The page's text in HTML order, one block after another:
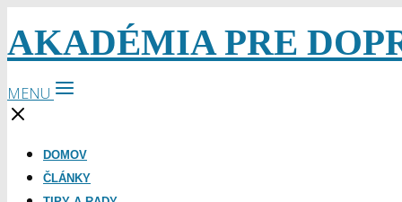
AKADÉMIA PRE
MENU
DOMOV
ČLÁNKY